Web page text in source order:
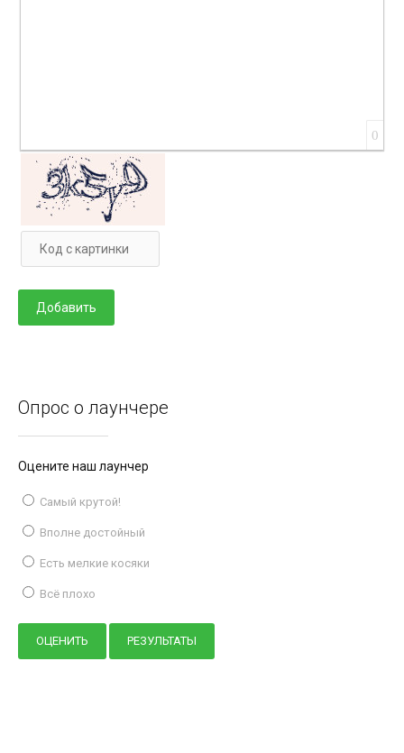
0
Опрос о лаунчере
Оцените наш лаунчер
Самый крутой!
Вполне достойный
Есть мелкие косяки
Всё плохо